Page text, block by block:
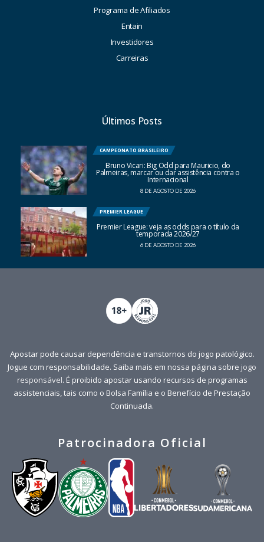
Programa de Afiliados
Entain
Investidores
Carreiras
Últimos Posts
CAMPEONATO BRASILEIRO
Bruno Vicari: Big Odd para Mauricio, do
Palmeiras, marcar ou dar assistência contra o
Internacional
8 DE AGOSTO DE 2026
PREMIER LEAGUE
Premier League: veja as odds para o título da
temporada 2026/27
6 DE AGOSTO DE 2026
Apostar pode causar dependência e transtornos do jogo patológico.
Jogue com responsabilidade. Saiba mais em nossa página sobre jogo
responsável. É proibido apostar usando recursos de programas
assistenciais, tais como o Bolsa Família e o Benefício de Prestação
Continuada.
Patrocinadora Oficial